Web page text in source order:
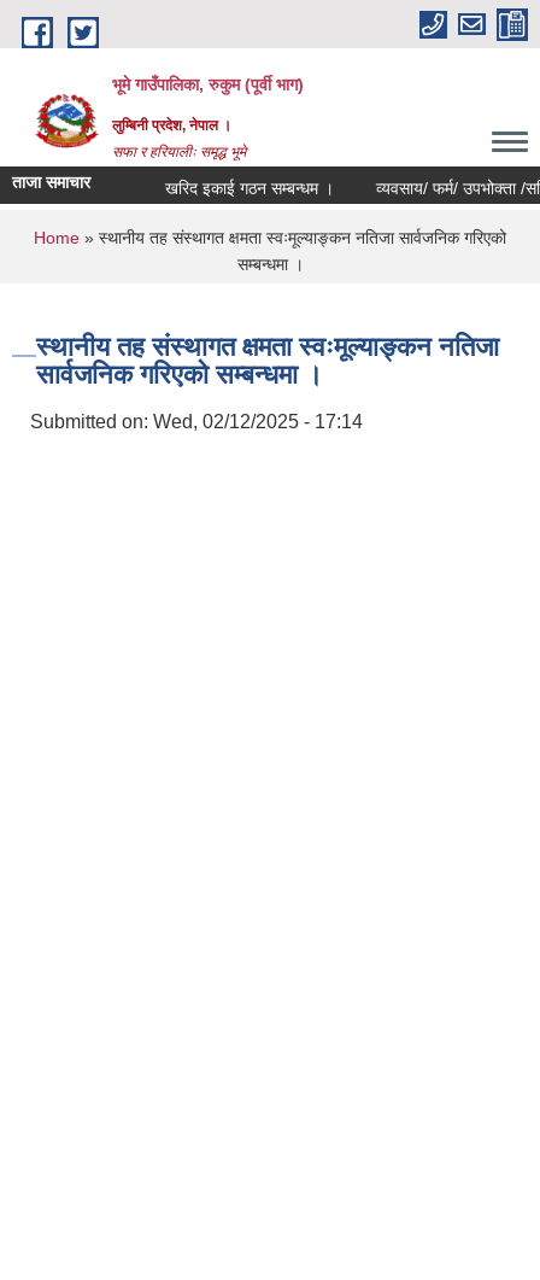
Skip to main content
भूमे गाउँपालिका, रुकुम (पूर्वी भाग)
लुम्बिनी प्रदेश, नेपाल ।
सफा र हरियालीः समृद्ध भूमे
ताजा समाचार खरिद इकाई गठन सम्बन्धम । व्यवसाय/ फर्म/ उपभोक्ता /समिति/
You are here
Home » स्थानीय तह संस्थागत क्षमता स्वःमूल्याङ्कन नतिजा सार्वजनिक गरिएको
सम्बन्धमा ।
स्थानीय तह संस्थागत क्षमता स्वःमूल्याङ्कन नतिजा
सार्वजनिक गरिएको सम्बन्धमा ।
Submitted on: Wed, 02/12/2025 - 17:14